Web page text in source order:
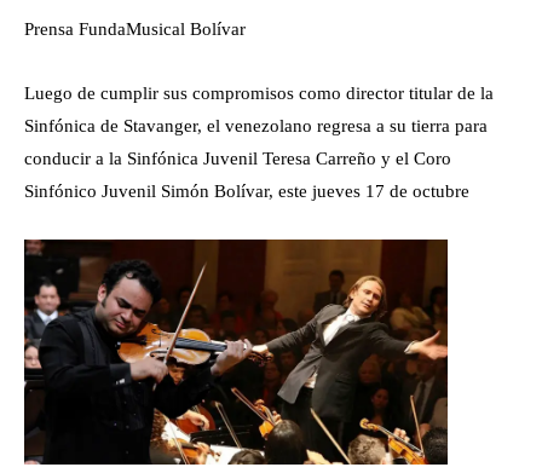
Prensa FundaMusical Bolívar
Luego de cumplir sus compromisos como director titular de la
Sinfónica de Stavanger, el venezolano regresa a su tierra para
conducir a la Sinfónica Juvenil Teresa Carreño y el Coro
Sinfónico Juvenil Simón Bolívar, este jueves 17 de octubre